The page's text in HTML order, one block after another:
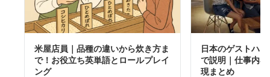
米屋店員｜品種の違いから炊き方ま
で！お役立ち英単語とロールプレイ
ング
日本のゲストハ
で説明｜仕事内
現まとめ